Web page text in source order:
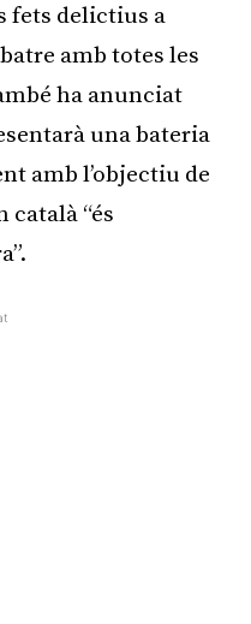
fets delictius a
amb totes les
ha anunciat
una bateria
amb l’objectiu de
català “és